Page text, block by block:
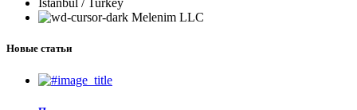
İstanbul / Turkey
Melenim LLC
Новые статьи